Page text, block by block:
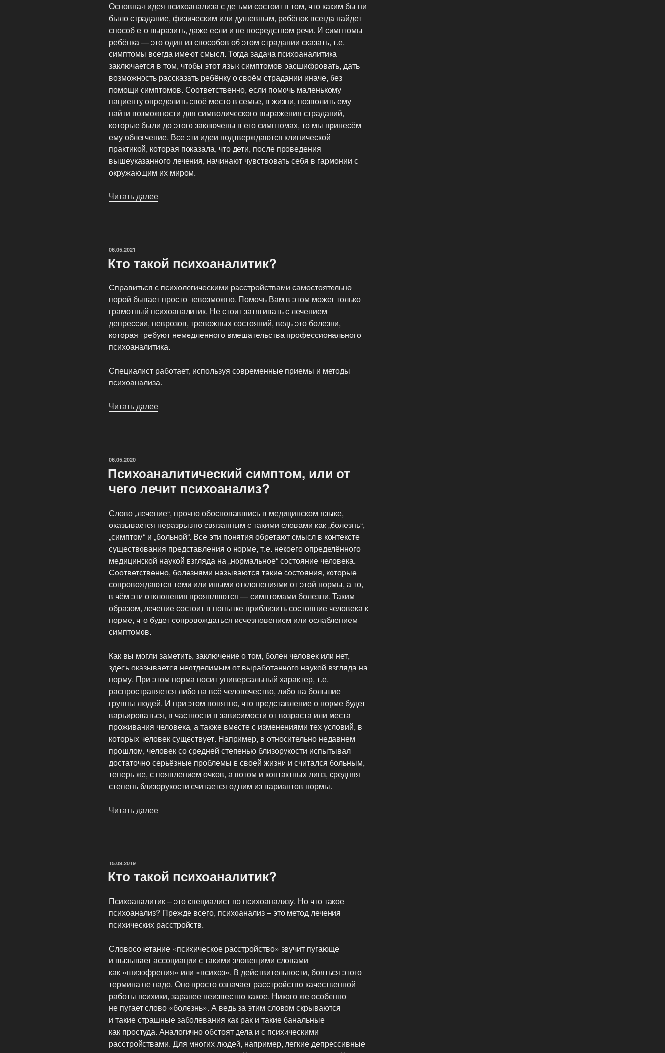
Основная идея психоанализа с детьми состоит в том, что каким бы ни
было страдание, физическим или душевным, ребёнок всегда найдет
способ его выразить, даже если и не посредством речи. И симптомы
ребёнка — это один из способов об этом страдании сказать, т.е.
симптомы всегда имеют смысл. Тогда задача психоаналитика
заключается в том, чтобы этот язык симптомов расшифровать, дать
возможность рассказать ребёнку о своём страдании иначе, без
помощи симптомов. Соответственно, если помочь маленькому
пациенту определить своё место в семье, в жизни, позволить ему
найти возможности для символического выражения страданий,
которые были до этого заключены в его симптомах, то мы принесём
ему облегчение. Все эти идеи подтверждаются клинической
практикой, которая показала, что дети, после проведения
вышеуказанного лечения, начинают чувствовать себя в гармонии с
окружающим их миром.
Читать далее
ОПУБЛИКОВАНО
06.05.2021
Кто такой психоаналитик?
Справиться с психологическими расстройствами самостоятельно
порой бывает просто невозможно. Помочь Вам в этом может только
грамотный психоаналитик. Не стоит затягивать с лечением
депрессии, неврозов, тревожных состояний, ведь это болезни,
которая требуют немедленного вмешательства профессионального
психоаналитика.
Специалист работает, используя современные приемы и методы
психоанализа.
Читать далее
ОПУБЛИКОВАНО
06.05.2020
Психоаналитический симптом, или от
чего лечит психоанализ?
Слово „лечение“, прочно обосновавшись в медицинском языке,
оказывается неразрывно связанным с такими словами как „болезнь“,
„симптом“ и „больной“. Все эти понятия обретают смысл в контексте
существования представления о норме, т.е. некоего определённого
медицинской наукой взгляда на „нормальное“ состояние человека.
Соответственно, болезнями называются такие состояния, которые
сопровождаются теми или иными отклонениями от этой нормы, а то,
в чём эти отклонения проявляются — симптомами болезни. Таким
образом, лечение состоит в попытке приблизить состояние человека к
норме, что будет сопровождаться исчезновением или ослаблением
симптомов.
Как вы могли заметить, заключение о том, болен человек или нет,
здесь оказывается неотделимым от выработанного наукой взгляда на
норму. При этом норма носит универсальный характер, т.е.
распространяется либо на всё человечество, либо на большие
группы людей. И при этом понятно, что представление о норме будет
варьироваться, в частности в зависимости от возраста или места
проживания человека, а также вместе с изменениями тех условий, в
которых человек существует. Например, в относительно недавнем
прошлом, человек со средней степенью близорукости испытывал
достаточно серьёзные проблемы в своей жизни и считался больным,
теперь же, с появлением очков, а потом и контактных линз, средняя
степень близорукости считается одним из вариантов нормы.
Читать далее
лечит
психоанализ?»
ОПУБЛИКОВАНО
15.09.2019
Кто такой психоаналитик?
Психоаналитик – это специалист по психоанализу. Но что такое
психоанализ? Прежде всего, психоанализ – это метод лечения
психических расстройств.
Словосочетание «психическое расстройство» звучит пугающе
и вызывает ассоциации с такими зловещими словами
как «шизофрения» или «психоз». В действительности, бояться этого
термина не надо. Оно просто означает расстройство качественной
работы психики, заранее неизвестно какое. Никого же особенно
не пугает слово «болезнь». А ведь за этим словом скрываются
и такие страшные заболевания как рак и такие банальные
как простуда. Аналогично обстоят дела и с психическими
расстройствами. Для многих людей, например, легкие депрессивные